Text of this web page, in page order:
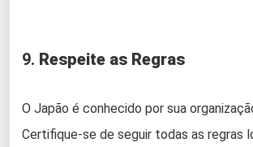
9. Respeite as Regras
O Japão é conhecido por sua
Certifique-se de seguir todas as regras